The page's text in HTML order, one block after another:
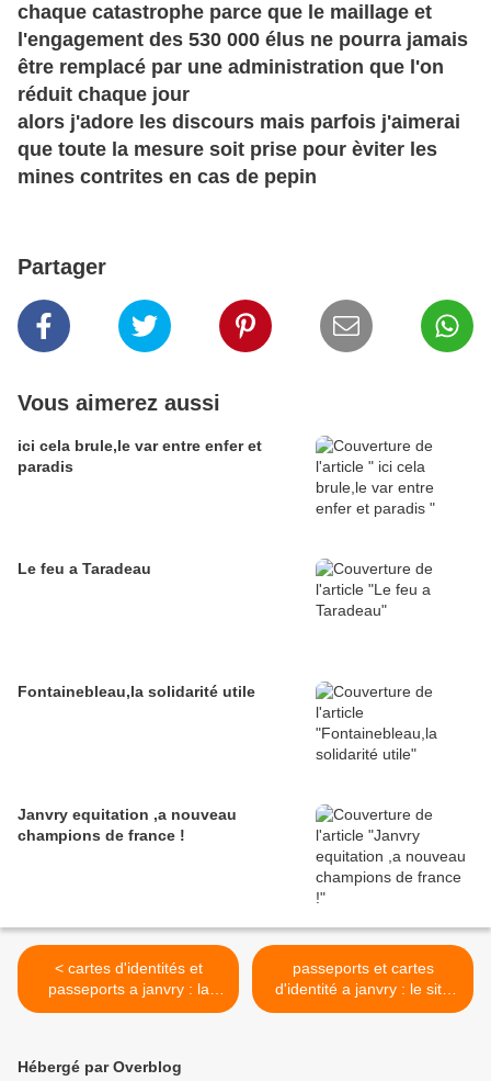
chaque catastrophe parce que le maillage et
l'engagement des 530 000 élus ne pourra jamais
être remplacé par une administration que l'on
réduit chaque jour
alors j'adore les discours mais parfois j'aimerai
que toute la mesure soit prise pour èviter les
mines contrites en cas de pepin
Partager
Vous aimerez aussi
ici cela brule,le var entre enfer et
paradis
Le feu a Taradeau
Fontainebleau,la solidarité utile
Janvry equitation ,a nouveau
champions de france !
< cartes d'identités et
passeports a janvry : la
pression monte
passeports et cartes
d'identité a janvry : le site
de rendez vous ouvre
Hébergé par Overblog